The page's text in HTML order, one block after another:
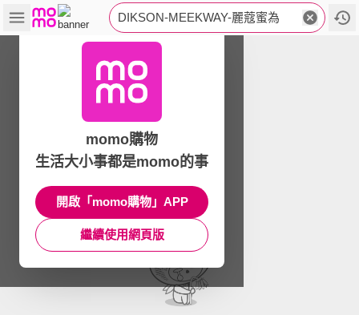
DIKSON-MEEKWAY-麗蔻蜜為
momo購物
生活大小事都是momo的事
開啟「momo購物」APP
繼續使用網頁版